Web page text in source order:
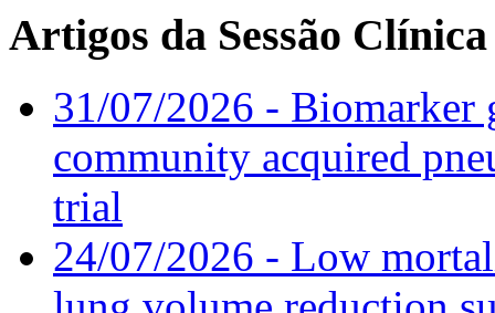
Artigos da Sessão Clínica
31/07/2026 - Biomarker
community acquired
trial
24/07/2026 - Low